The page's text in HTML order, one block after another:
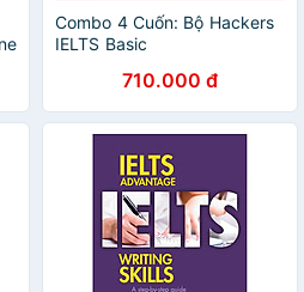
Combo 4 Cuốn: Bộ Hackers
IELTS Basic
710.000 đ